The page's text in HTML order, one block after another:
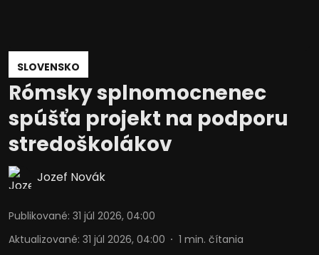
SLOVENSKO
Rómsky splnomocnenec
spúšťa projekt na podporu
stredoškolákov
Jozef Novák
Publikované: 31 júl 2026, 04:00
Aktualizované: 31 júl 2026, 04:00 1 min. čítania